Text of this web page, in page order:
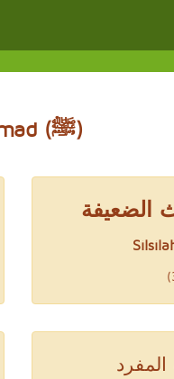
Les Hadiths affaiblit du Prophète Muhammad (ﷺ)
الضعيفة